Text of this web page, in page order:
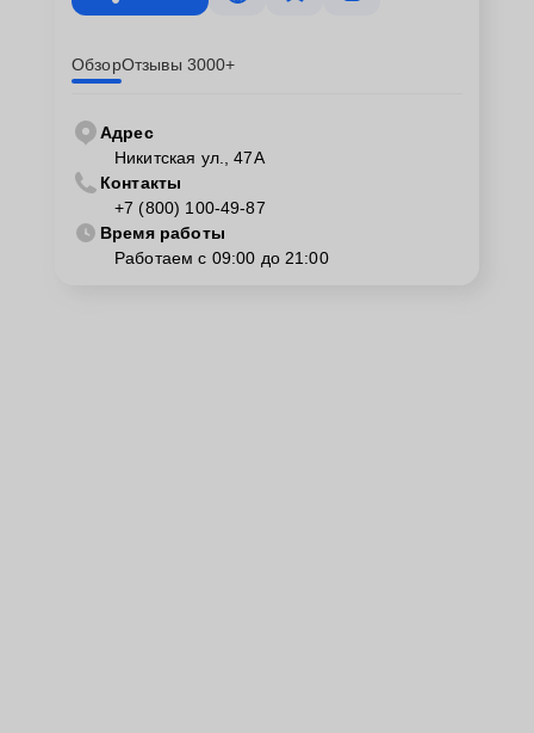
ОбзорОтзывы 3000+
Адрес
Никитская ул., 47А
Контакты
+7 (800) 100-49-87
Время работы
Работаем с 09:00 до 21:00